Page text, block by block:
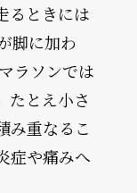
るときには
脚に加わ
ラソンでは
たとえ小さ
み重なるこ
症や痛みへ